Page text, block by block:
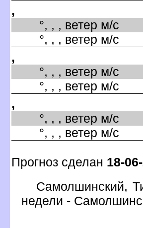
,
°, , , ветер м/с
°, , , ветер м/с
,
°, , , ветер м/с
°, , , ветер м/с
,
°, , , ветер м/с
°, , , ветер м/с
Прогноз сделан 18-
Самолшинский,
недели -